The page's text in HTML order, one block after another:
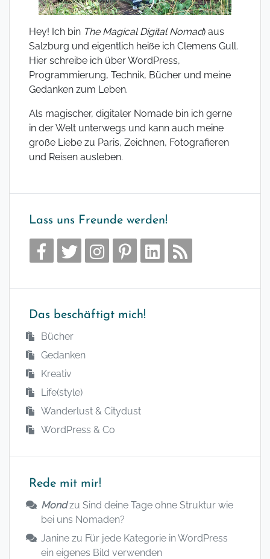
Hey! Ich bin The Magical Digital Nomad) aus
Salzburg und eigentlich heiße ich Clemens Gull.
Hier schreibe ich über WordPress,
Programmierung, Technik, Bücher und meine
Gedanken zum Leben.
Als magischer, digitaler Nomade bin ich gerne
in der Welt unterwegs und kann auch meine
große Liebe zu Paris, Zeichnen, Fotografieren
und Reisen ausleben.
Lass uns Freunde werden!
Das beschäftigt mich!
Bücher
Gedanken
Kreativ
Life(style)
Wanderlust & Citydust
WordPress & Co
Rede mit mir!
Mondzu Sind deine Tage ohne Struktur wie
bei uns Nomaden?
Janine zu Für jede Kategorie in WordPress
ein eigenes Bild verwenden